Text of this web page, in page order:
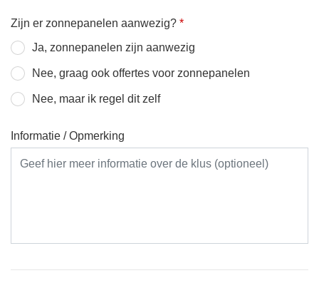
Zijn er zonnepanelen aanwezig? *
Ja, zonnepanelen zijn aanwezig
Nee, graag ook offertes voor zonnepanelen
Nee, maar ik regel dit zelf
Informatie / Opmerking